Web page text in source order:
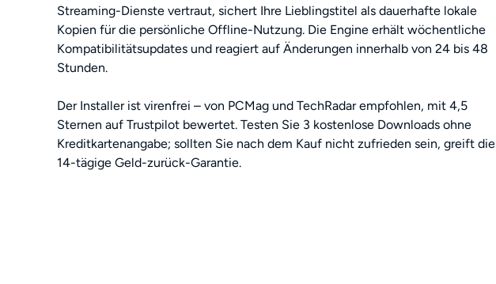
Streaming-Dienste vertraut, sichert Ihre Lieblingstitel als dauerhafte lokale
Kopien für die persönliche Offline-Nutzung. Die Engine erhält wöchentliche
Kompatibilitätsupdates und reagiert auf Änderungen innerhalb von 24 bis 48
Stunden.
Der Installer ist virenfrei – von PCMag und TechRadar empfohlen, mit 4,5
Sternen auf Trustpilot bewertet. Testen Sie 3 kostenlose Downloads ohne
Kreditkartenangabe; sollten Sie nach dem Kauf nicht zufrieden sein, greift die
14-tägige Geld-zurück-Garantie.